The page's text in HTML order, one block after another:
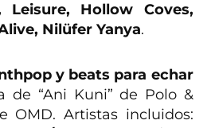
Leisure, Hollow Coves,
Nilüfer Yanya.
y beats para echar
de “Ani Kuni” de Polo &
OMD. Artistas incluidos: